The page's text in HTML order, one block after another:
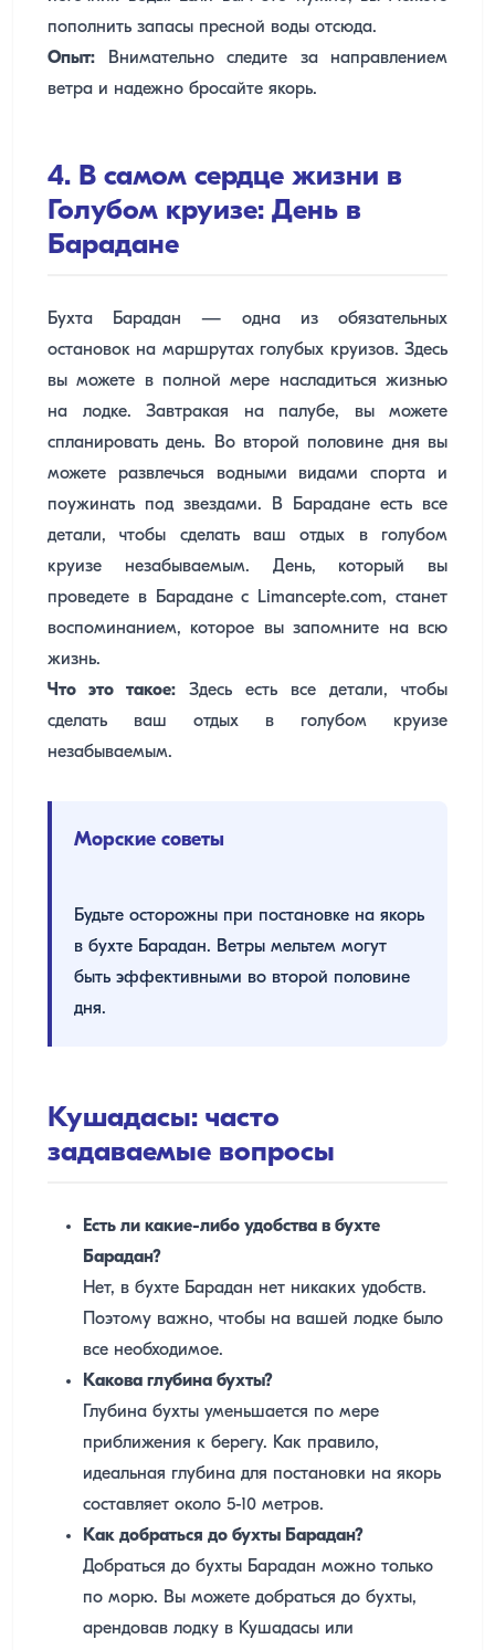
пополнить запасы пресной воды отсюда.
Опыт: Внимательно следите за направлением
ветра и надежно бросайте якорь.
4. В самом сердце жизни в
Голубом круизе: День в
Барадане
Бухта Барадан — одна из обязательных
остановок на маршрутах голубых круизов. Здесь
вы можете в полной мере насладиться жизнью
на лодке. Завтракая на палубе, вы можете
спланировать день. Во второй половине дня вы
можете развлечься водными видами спорта и
поужинать под звездами. В Барадане есть все
детали, чтобы сделать ваш отдых в голубом
круизе незабываемым. День, который вы
проведете в Барадане с Limancepte.com, станет
воспоминанием, которое вы запомните на всю
жизнь.
Что это такое: Здесь есть все детали, чтобы
сделать ваш отдых в голубом круизе
незабываемым.
Морские советы
Будьте осторожны при постановке на якорь
в бухте Барадан. Ветры мельтем могут
быть эффективными во второй половине
дня.
Кушадасы: часто
задаваемые вопросы
Есть ли какие-либо удобства в бухте
Барадан?
Нет, в бухте Барадан нет никаких удобств.
Поэтому важно, чтобы на вашей лодке было
все необходимое.
Какова глубина бухты?
Глубина бухты уменьшается по мере
приближения к берегу. Как правило,
идеальная глубина для постановки на якорь
составляет около 5-10 метров.
Как добраться до бухты Барадан?
Добраться до бухты Барадан можно только
по морю. Вы можете добраться до бухты,
арендовав лодку в Кушадасы или